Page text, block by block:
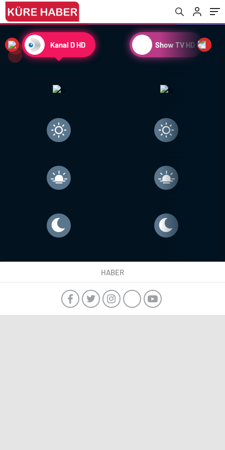
Kanal D HD Show TV HD
HABER